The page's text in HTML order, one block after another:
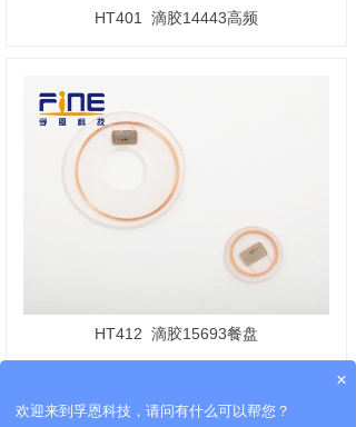
HT401 滴胶14443高频
HT412 滴胶15693餐盘
×
欢迎来到孚恩科技，请问有什么可以帮您？